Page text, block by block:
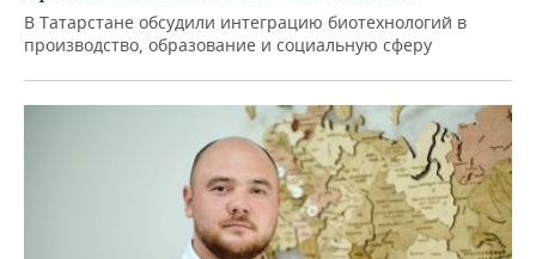
В Татарстане обсудили интеграцию биотехнологий в
производство, образование и социальную сферу